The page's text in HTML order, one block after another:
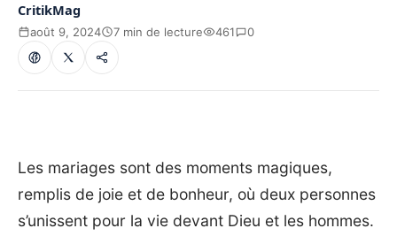
CritikMag
août 9, 2024 7 min de lecture 461 0
Les mariages sont des moments magiques,
remplis de joie et de bonheur, où deux personnes
s’unissent pour la vie devant Dieu et les hommes.